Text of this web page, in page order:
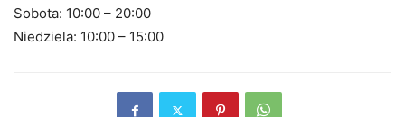
Sobota: 10:00 – 20:00
Niedziela: 10:00 – 15:00